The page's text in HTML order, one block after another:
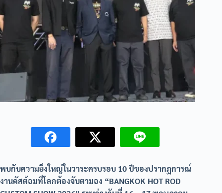
พบกับความยิ่งใหญ่ในวาระครบรอบ 10 ปีของปรากฏการณ์
งานคัสต้อมที่โลกต้องจับตามอง “BANGKOK HOT ROD